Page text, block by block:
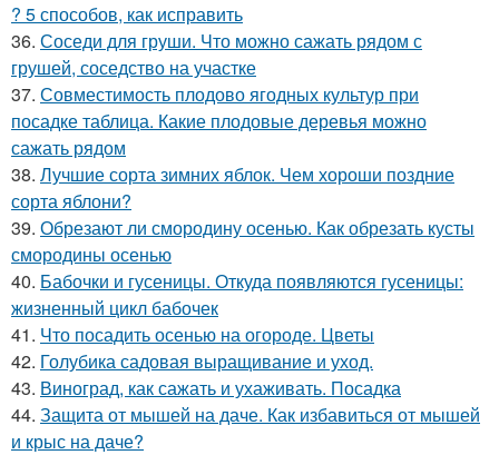
? 5 способов, как исправить
36. Соседи для груши. Что можно сажать рядом с
грушей, соседство на участке
37. Совместимость плодово ягодных культур при
посадке таблица. Какие плодовые деревья можно
сажать рядом
38. Лучшие сорта зимних яблок. Чем хороши поздние
сорта яблони?
39. Обрезают ли смородину осенью. Как обрезать кусты
смородины осенью
40. Бабочки и гусеницы. Откуда появляются гусеницы:
жизненный цикл бабочек
41. Что посадить осенью на огороде. Цветы
42. Голубика садовая выращивание и уход.
43. Виноград, как сажать и ухаживать. Посадка
44. Защита от мышей на даче. Как избавиться от мышей
и крыс на даче?